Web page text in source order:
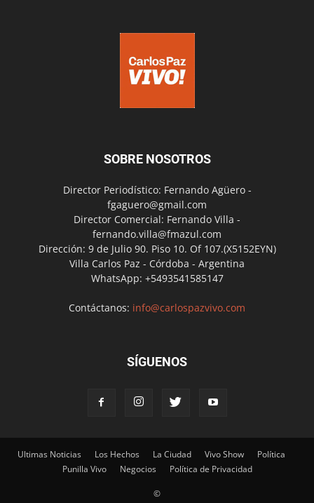
SOBRE NOSOTROS
Director Periodístico: Fernando Agüero -
fgaguero@gmail.com
Director Comercial: Fernando Villa -
fernando.villa@fmazul.com
Dirección: 9 de Julio 90. Piso 10. Of 107.(X5152EYN)
Villa Carlos Paz - Córdoba - Argentina
WhatsApp: +5493541585147
Contáctanos: info@carlospazvivo.com
SÍGUENOS
Ultimas Noticias Los Hechos La Ciudad Vivo Show
Política
Punilla Vivo
Negocios Política de Privacidad
©